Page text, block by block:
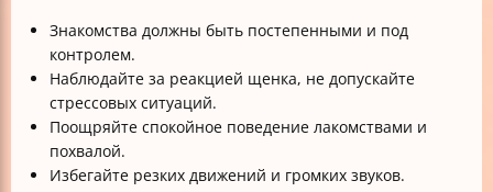
Знакомства должны быть постепенными и под
контролем.
Наблюдайте за реакцией щенка, не допускайте
стрессовых ситуаций.
Поощряйте спокойное поведение лакомствами и
похвалой.
Избегайте резких движений и громких звуков.